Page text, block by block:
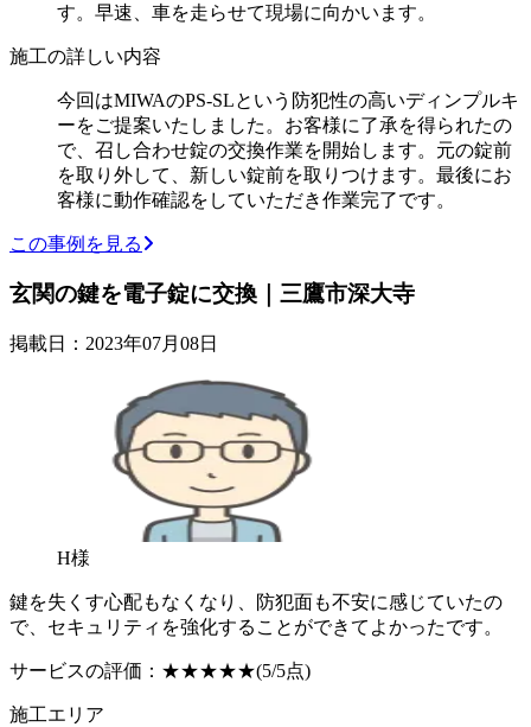
す。早速、車を走らせて現場に向かいます。
施工の詳しい内容
今回はMIWAのPS-SLという防犯性の高いディンプルキ
ーをご提案いたしました。お客様に了承を得られたの
で、召し合わせ錠の交換作業を開始します。元の錠前
を取り外して、新しい錠前を取りつけます。最後にお
客様に動作確認をしていただき作業完了です。
この事例を見る
玄関の鍵を電子錠に交換｜三鷹市深大寺
掲載日：2023年07月08日
H様
鍵を失くす心配もなくなり、防犯面も不安に感じていたの
で、セキュリティを強化することができてよかったです。
サービスの評価： ★★★★★(5/5点)
施工エリア